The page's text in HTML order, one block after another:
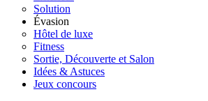
Solution
Évasion
Hôtel de luxe
Fitness
Sortie, Découverte et Salon
Idées & Astuces
Jeux concours